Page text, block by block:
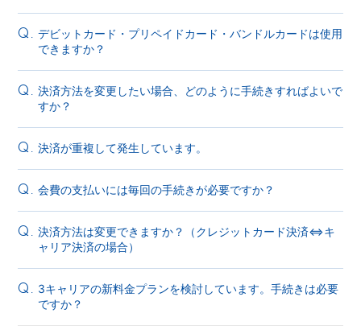
Q. デビットカード・プリペイドカード・バンドルカードは使用
できますか？
Q. 決済方法を変更したい場合、どのように手続きすればよいで
すか？
Q. 決済が重複して発生しています。
Q. 会費の支払いには毎回の手続きが必要ですか？
Q. 決済方法は変更できますか？（クレジットカード決済⇔キ
ャリア決済の場合）
Q. 3キャリアの新料金プランを検討しています。手続きは必要
ですか？